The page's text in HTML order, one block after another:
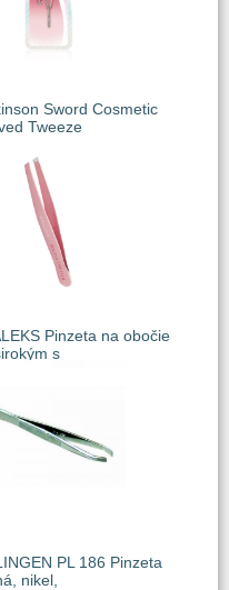
Sword Cosmetic
Tweeze
Pinzeta na obočie
s
PL 186 Pinzeta
nikel,